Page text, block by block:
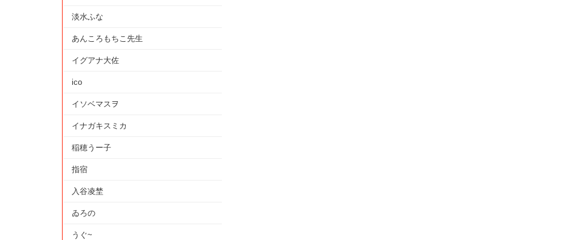
淡水ふな
あんころもちこ先生
イグアナ大佐
ico
イソベマスヲ
イナガキスミカ
稲穂うー子
指宿
入谷凌埜
ゐろの
うぐ~